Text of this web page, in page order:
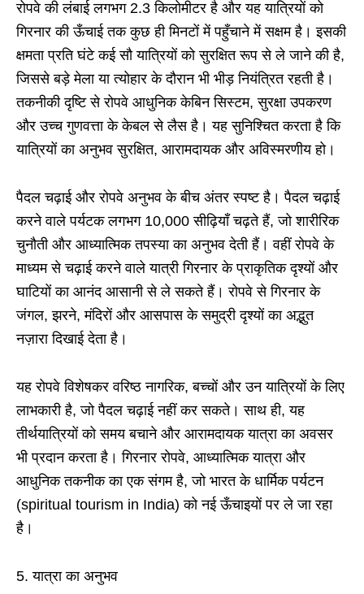
रोपवे की लंबाई लगभग 2.3 किलोमीटर है और यह यात्रियों को
गिरनार की ऊँचाई तक कुछ ही मिनटों में पहुँचाने में सक्षम है। इसकी
क्षमता प्रति घंटे कई सौ यात्रियों को सुरक्षित रूप से ले जाने की है,
जिससे बड़े मेला या त्योहार के दौरान भी भीड़ नियंत्रित रहती है।
तकनीकी दृष्टि से रोपवे आधुनिक केबिन सिस्टम, सुरक्षा उपकरण
और उच्च गुणवत्ता के केबल से लैस है। यह सुनिश्चित करता है कि
यात्रियों का अनुभव सुरक्षित, आरामदायक और अविस्मरणीय हो।
पैदल चढ़ाई और रोपवे अनुभव के बीच अंतर स्पष्ट है। पैदल चढ़ाई
करने वाले पर्यटक लगभग 10,000 सीढ़ियाँ चढ़ते हैं, जो शारीरिक
चुनौती और आध्यात्मिक तपस्या का अनुभव देती हैं। वहीं रोपवे के
माध्यम से चढ़ाई करने वाले यात्री गिरनार के प्राकृतिक दृश्यों और
घाटियों का आनंद आसानी से ले सकते हैं। रोपवे से गिरनार के
जंगल, झरने, मंदिरों और आसपास के समुद्री दृश्यों का अद्भुत
नज़ारा दिखाई देता है।
यह रोपवे विशेषकर वरिष्ठ नागरिक, बच्चों और उन यात्रियों के लिए
लाभकारी है, जो पैदल चढ़ाई नहीं कर सकते। साथ ही, यह
तीर्थयात्रियों को समय बचाने और आरामदायक यात्रा का अवसर
भी प्रदान करता है। गिरनार रोपवे, आध्यात्मिक यात्रा और
आधुनिक तकनीक का एक संगम है, जो भारत के धार्मिक पर्यटन
(spiritual tourism in India) को नई ऊँचाइयों पर ले जा रहा
है।
5. यात्रा का अनुभव